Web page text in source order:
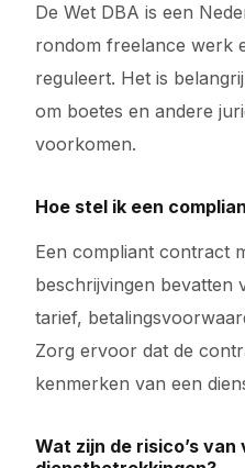
De Wet DBA is een
rondom freelance werk
reguleert. Het is
om boetes en andere
voorkomen.
Hoe stel ik een
Een compliant contract
beschrijvingen bevatten
tarief,
Zorg ervoor dat de
kenmerken van een
Wat zijn de risico’s